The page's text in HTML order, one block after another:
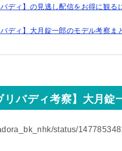
バディ】の見逃し配信をお得に観る
バディ】大月錠一郎のモデル考察ま
リバディ考察】大月
status/